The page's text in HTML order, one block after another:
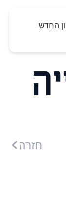
החדש
חזרה